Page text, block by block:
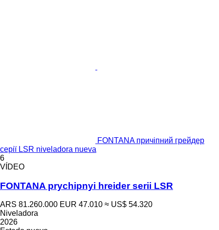
FONTANA причіпний грейдер
серії LSR niveladora nueva
6
VÍDEO
FONTANA prychipnyi hreider serii LSR
ARS 81.260.000 EUR 47.010 ≈ US$ 54.320
Niveladora
2026